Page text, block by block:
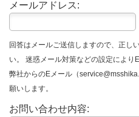
メールアドレス:
回答はメールご送信しますので、正し
い。 迷惑メール対策などの設定により
弊社からのEメール（
願いします。
お問い合わせ内容: